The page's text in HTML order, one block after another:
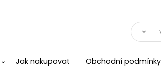
Jak nakupovat Obchodní podmínky